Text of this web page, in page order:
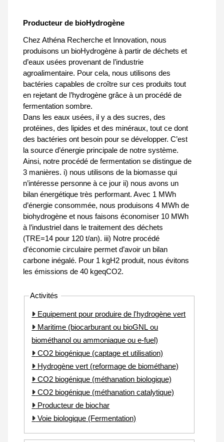
Producteur de bioHydrogène
Chez Athéna Recherche et Innovation, nous
produisons un bioHydrogène à partir de déchets et
d’eaux usées provenant de l’industrie
agroalimentaire. Pour cela, nous utilisons des
bactéries capables de croître sur ces produits tout
en rejetant de l’hydrogène grâce à un procédé de
fermentation sombre.
Dans les eaux usées, il y a des sucres, des
protéines, des lipides et des minéraux, tout ce dont
des bactéries ont besoin pour se développer. C’est
la source d’énergie principale de notre système.
Ainsi, notre procédé de fermentation se distingue de
3 manières. i) nous utilisons de la biomasse qui
n’intéresse personne à ce jour ii) nous avons un
bilan énergétique très performant. Avec 1 MWh
d’énergie consommée, nous produisons 4 MWh de
biohydrogène et nous faisons économiser 10 MWh
à l’industriel dans le traitement des déchets
(TRE=14 pour 120 t/an). iii) Notre procédé
d’économie circulaire permet d’avoir un bilan
carbone inégalé. Pour 1 kgH2 produit, nous évitons
les émissions de 40 kgeqCO2.
Activités
Equipement pour produire de l'hydrogène vert
Maritime (biocarburant ou bioGNL ou
biométhanol ou ammoniaque ou e-fuel)
CO2 biogénique (captage et utilisation)
Hydrogène vert (reformage de biométhane)
CO2 biogénique (méthanation biologique)
CO2 biogénique (méthanation catalytique)
Producteur de biochar
Voie biologique (Fermentation)